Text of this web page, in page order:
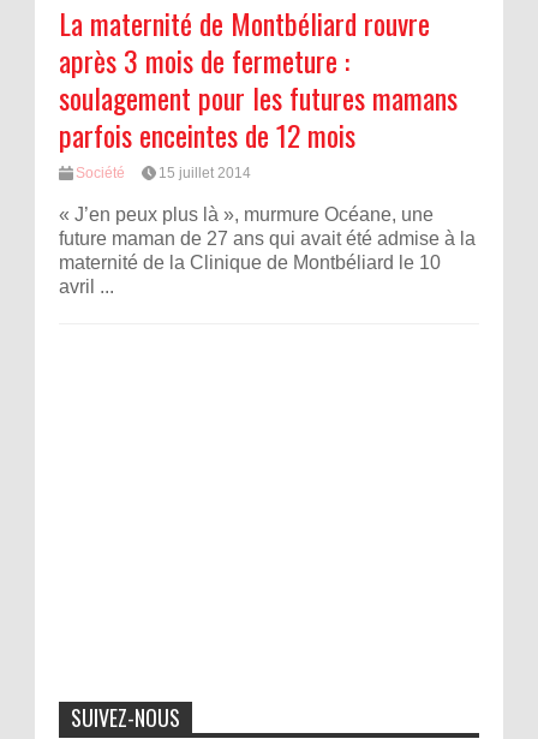
La maternité de Montbéliard rouvre
après 3 mois de fermeture :
soulagement pour les futures mamans
parfois enceintes de 12 mois
Société 15 juillet 2014
« J’en peux plus là », murmure Océane, une
future maman de 27 ans qui avait été admise à la
maternité de la Clinique de Montbéliard le 10
avril ...
SUIVEZ-NOUS